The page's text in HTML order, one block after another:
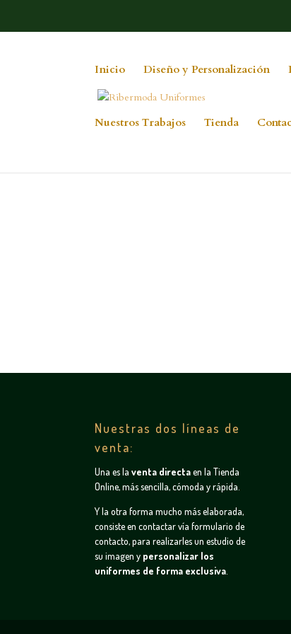
Inicio Diseño y Personalización
Nuestros Trabajos Tienda
Nuestras dos líneas de
venta:
Una es laventa directaen laTienda
Online, más sencilla, cómoda y rápida.
Y la otra forma mucho más elaborada,
consiste en contactar víaformulario de
contacto, para realizarles un estudio de
su imagen y personalizar los
uniformes de forma exclusiva